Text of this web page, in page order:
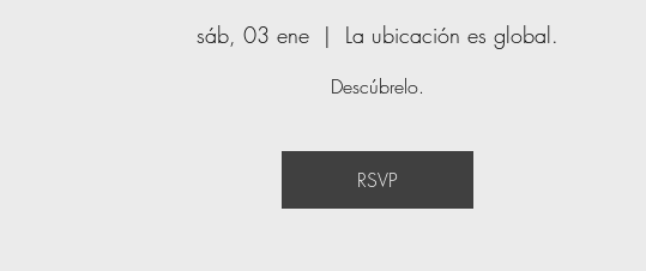
sáb, 03 ene
  |
La ubicación es global.
Descúbrelo.
RSVP